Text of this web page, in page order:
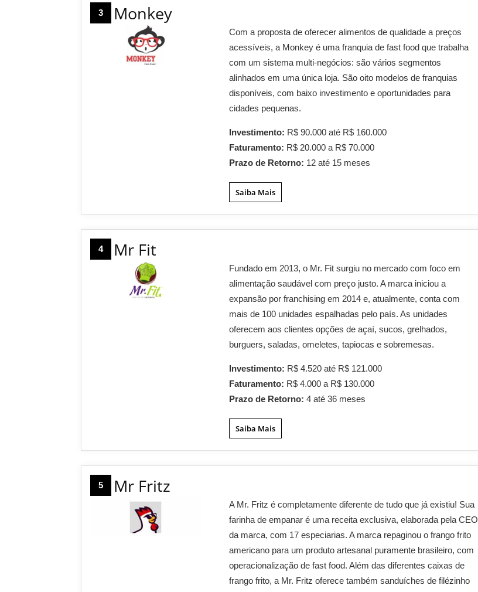
3 Monkey
Com a proposta de oferecer alimentos de qualidade a preços
acessíveis, a Monkey é uma franquia de fast food que trabalha
com um sistema multi-negócios: são vários segmentos
alinhados em uma única loja. São oito modelos de franquias
disponíveis, com baixo investimento e oportunidades para
cidades pequenas.
Investimento: R$ 90.000 até R$ 160.000
Faturamento: R$ 20.000 a R$ 70.000
Prazo de Retorno: 12 até 15 meses
Saiba Mais
4 Mr Fit
Fundado em 2013, o Mr. Fit surgiu no mercado com foco em
alimentação saudável com preço justo. A marca iniciou a
expansão por franchising em 2014 e, atualmente, conta com
mais de 100 unidades espalhadas pelo país. As unidades
oferecem aos clientes opções de açaí, sucos, grelhados,
burguers, saladas, omeletes, tapiocas e sobremesas.
Investimento: R$ 4.520 até R$ 121.000
Faturamento: R$ 4.000 a R$ 130.000
Prazo de Retorno:4 até 36 meses
Saiba Mais
5 Mr Fritz
A Mr. Fritz é completamente diferente de tudo que já existiu! Sua
farinha de empanar é uma receita exclusiva, elaborada pela CEO
da marca, com 17 especiarias. A marca repaginou o frango frito
americano para um produto artesanal puramente brasileiro, com
operacionalização de fast food. Além das diferentes caixas de
frango frito, a Mr. Fritz oferece também sanduíches de filézinho